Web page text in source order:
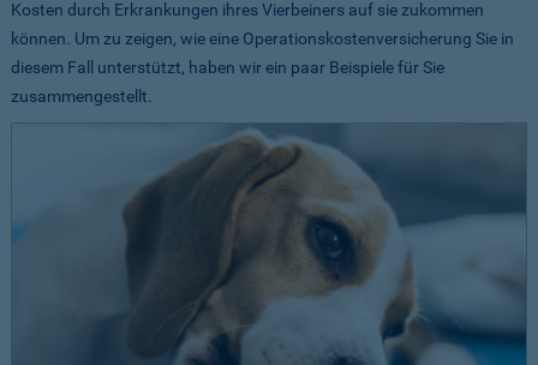
Kosten durch Erkrankungen ihres Vierbeiners auf sie zukommen
können. Um zu zeigen, wie eine Operationskostenversicherung Sie in
diesem Fall unterstützt, haben wir ein paar Beispiele für Sie
zusammengestellt.